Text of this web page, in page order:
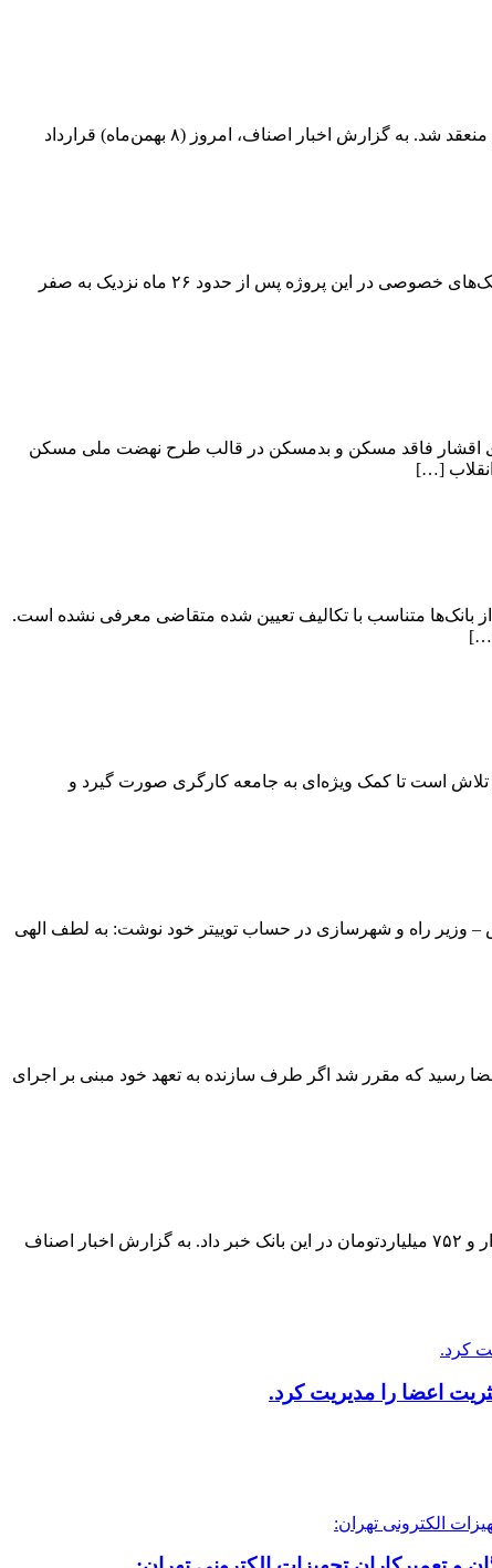
امروز (۸ بهمن‌ماه) قرارداد سپرده‌گذاری ۲ میلیارد دلاری به منظور حمایت از طرح نهضت ملی مسکن بین بانک مسکن و صندوق توسعه ملی منعقد شد. به گزارش اخبار اصناف، امروز (۸ بهمن‌ماه) قرارداد
در شش ماه گذشته تعداد تسهیلات پرداختی به طرح نهضت ملی مسکن نسبت به قبل از آن سه برابر شده اما آمار نشان می‌دهد مشارکت بانک‌های خصوصی در این پروژه پس از حدود ۲۶ ماه نزدیک به صفر
و بنیاد مسکن انقلاب اسلامی، تفاهم‌نامه ساخت ۳۰۰ هزار واحد مسکونی برای اقشار فاقد مسکن و بدمسکن در قالب طرح نهضت ملی مسکن
[…]
بانک‌ها متناسب با تکالیف تعیین شده متقاضی معرفی نشده است.
[…]
تلاش است تا کمک ویژه‌ای به جامعه کارگری صورت گیرد و
مهرداد بذرپاش – وزیر راه و شهرسازی در حساب توییتر خود نوشت: به لطف الهی
بنیاد مسکن و یکی از بانک‌ها به امضا رسید که مقرر شد اگر طرف سازنده به تعهد خود مبنی بر اجرای
تهیه و تنظیم: حسین شیردل/ سرپرست بانک مسکن از انعقاد قرارداد ۲۴۳ هزار و ۱۳۴ واحد مسکونی طرح نهضت ملی مسکن به مبلغ ۸۲ هزار و ۷۵۲ میلیاردتومان در این بانک خبر داد. به گزارش اخبار اصناف
اعضا را مدیریت کرد.